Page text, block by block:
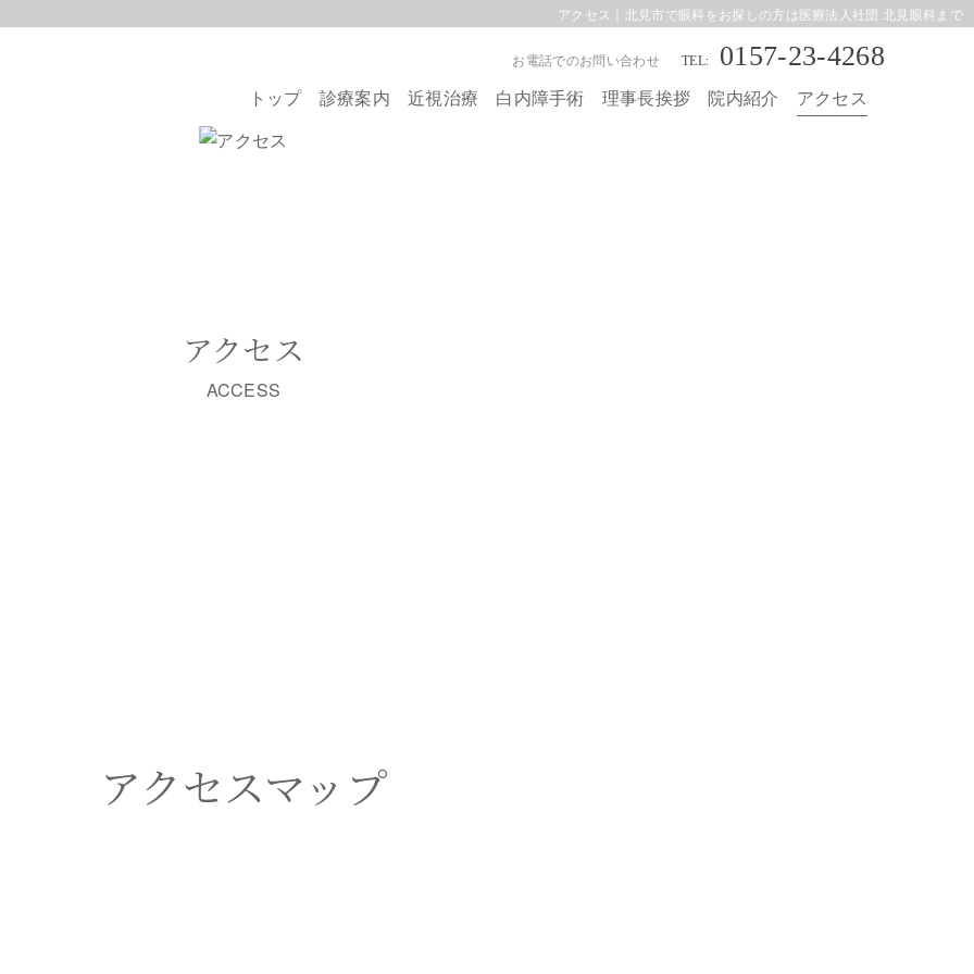
アクセス｜北見市で眼科をお探しの方は医療法人社団 北見眼科まで
お電話でのお問い合わせ 0157-23-4268
トップ 診療案内 近視治療 白内障手術 理事長挨拶 院内紹介 アクセス
アクセス
ACCESS
アクセスマップ